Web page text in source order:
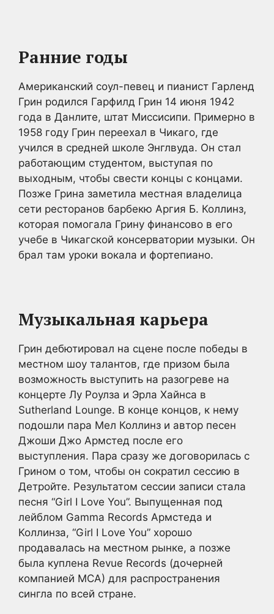
Ранние годы
Американский соул-певец и пианист Гарленд
Грин родился Гарфилд Грин 14 июня 1942
года в Данлите, штат Миссисипи. Примерно в
1958 году Грин переехал в Чикаго, где
учился в средней школе Энглвуда. Он стал
работающим студентом, выступая по
выходным, чтобы свести концы с концами.
Позже Грина заметила местная владелица
сети ресторанов барбекю Аргия Б. Коллинз,
которая помогала Грину финансово в его
учебе в Чикагской консерватории музыки. Он
брал там уроки вокала и фортепиано.
Музыкальная карьера
Грин дебютировал на сцене после победы в
местном шоу талантов, где призом была
возможность выступить на разогреве на
концерте Лу Роулза и Эрла Хайнса в
Sutherland Lounge. В конце концов, к нему
подошли пара Мел Коллинз и автор песен
Джоши Джо Армстед после его
выступления. Пара сразу же договорилась с
Грином о том, чтобы он сократил сессию в
Детройте. Результатом сессии записи стала
песня “Girl I Love You”. Выпущенная под
лейблом Gamma Records Армстеда и
Коллинза, “Girl I Love You” хорошо
продавалась на местном рынке, а позже
была куплена Revue Records (дочерней
компанией MCA) для распространения
сингла по всей стране.